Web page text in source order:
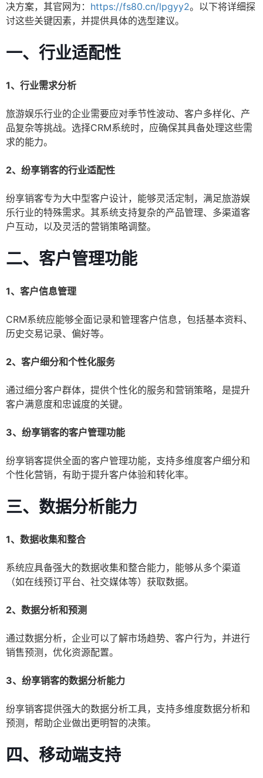
决方案，其官网为： https://fs80.cn/lpgyy2。以下将详细探
讨这些关键因素，并提供具体的选型建议。
一、行业适配性
1、行业需求分析
旅游娱乐行业的企业需要应对季节性波动、客户多样化、产
品复杂等挑战。选择CRM系统时，应确保其具备处理这些需
求的能力。
2、纷享销客的行业适配性
纷享销客专为大中型客户设计，能够灵活定制，满足旅游娱
乐行业的特殊需求。其系统支持复杂的产品管理、多渠道客
户互动，以及灵活的营销策略调整。
二、客户管理功能
1、客户信息管理
CRM系统应能够全面记录和管理客户信息，包括基本资料、
历史交易记录、偏好等。
2、客户细分和个性化服务
通过细分客户群体，提供个性化的服务和营销策略，是提升
客户满意度和忠诚度的关键。
3、纷享销客的客户管理功能
纷享销客提供全面的客户管理功能，支持多维度客户细分和
个性化营销，有助于提升客户体验和转化率。
三、数据分析能力
1、数据收集和整合
系统应具备强大的数据收集和整合能力，能够从多个渠道
（如在线预订平台、社交媒体等）获取数据。
2、数据分析和预测
通过数据分析，企业可以了解市场趋势、客户行为，并进行
销售预测，优化资源配置。
3、纷享销客的数据分析能力
纷享销客提供强大的数据分析工具，支持多维度数据分析和
预测，帮助企业做出更明智的决策。
四、移动端支持